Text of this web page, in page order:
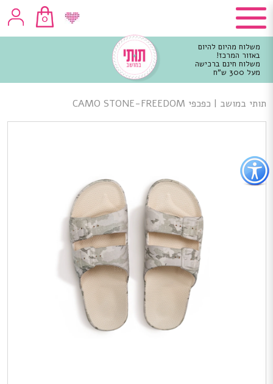
כפתור
לפתיחת
תפריט
נגישות
0
משלוח מהיום להיום
באזור המרכז!
משלוח חינם ברכישה
מעל 300 ש"ח
מרכזי
תותי במושב | כפכפי CAMO STONE-FREEDOM